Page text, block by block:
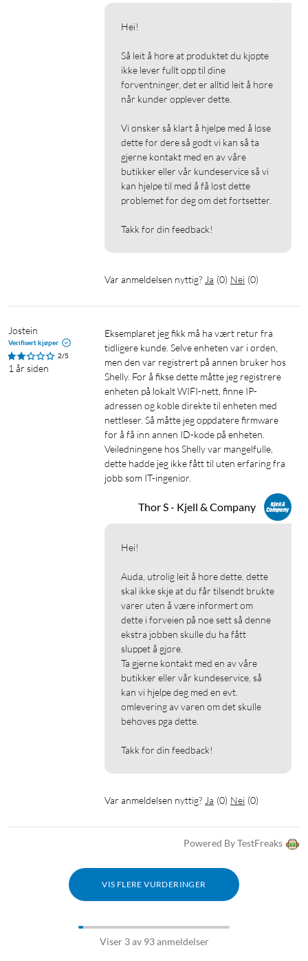
Hei!
Så leit å høre at produktet du kjøpte
ikke lever fullt opp til dine
forventninger, det er alltid leit å høre
når kunder opplever dette.
Vi ønsker så klart å hjelpe med å løse
dette for dere så godt vi kan så ta
gjerne kontakt med en av våre
butikker eller vår kundeservice så vi
kan hjelpe til med å få løst dette
problemet for deg om det fortsetter.
Takk for din feedback!
Var anmeldelsen nyttig? Ja (0) Nei (0)
Jostein
Verifisert kjøper
2/5
1 år siden
Eksemplaret jeg fikk må ha vært retur fra
tidligere kunde. Selve enheten var i orden,
men den var registrert på annen bruker hos
Shelly. For å fikse dette måtte jeg registrere
enheten på lokalt WIFI-nett, finne IP-
adressen og koble direkte til enheten med
nettleser. Så måtte jeg oppdatere firmware
for å få inn annen ID-kode på enheten.
Veiledningene hos Shelly var mangelfulle,
dette hadde jeg ikke fått til uten erfaring fra
jobb som IT-ingeniør.
Thor S - Kjell & Company
Hei!
Auda, utrolig leit å høre dette, dette
skal ikke skje at du får tilsendt brukte
varer uten å være informert om
dette i forveien på noe sett så denne
ekstra jobben skulle du ha fått
sluppet å gjøre.
Ta gjerne kontakt med en av våre
butikker eller vår kundeservice, så
kan vi hjelpe deg med en evt.
omlevering av varen om det skulle
behøves pga dette.
Takk for din feedback!
Var anmeldelsen nyttig? Ja (0) Nei (0)
Powered By TestFreaks
VIS FLERE VURDERINGER
Viser 3 av 93 anmeldelser